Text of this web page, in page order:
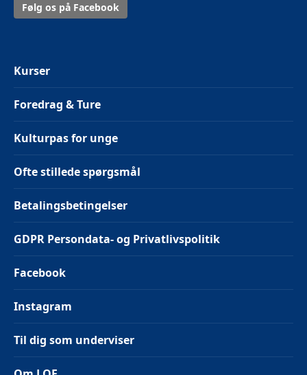
Følg os på Facebook
Kurser
Foredrag & Ture
Kulturpas for unge
Ofte stillede spørgsmål
Betalingsbetingelser
GDPR Persondata- og Privatlivspolitik
Facebook
Instagram
Til dig som underviser